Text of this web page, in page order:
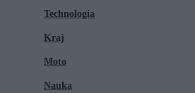
Technologia
Kraj
Moto
Nauka